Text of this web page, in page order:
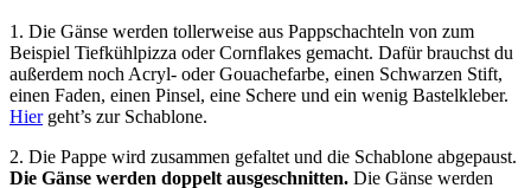
1. Die Gänse werden tollerweise aus Pappschachteln von zum
Beispiel Tiefkühlpizza oder Cornflakes gemacht. Dafür brauchst du
außerdem noch Acryl- oder Gouachefarbe, einen Schwarzen Stift,
einen Faden, einen Pinsel, eine Schere und ein wenig Bastelkleber.
Hiergeht’s zur Schablone.
2. Die Pappe wird zusammen gefaltet und die Schablone abgepaust.
Die Gänse werden doppelt ausgeschnitten. Die Gänse werden